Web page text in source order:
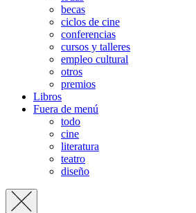
becas
ciclos de cine
conferencias
cursos y talleres
empleo cultural
otros
premios
Libros
Fuera de menú
todo
cine
literatura
teatro
diseño